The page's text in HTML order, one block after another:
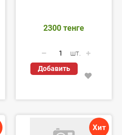
2300 тенге
шт.
Добавить
Хит